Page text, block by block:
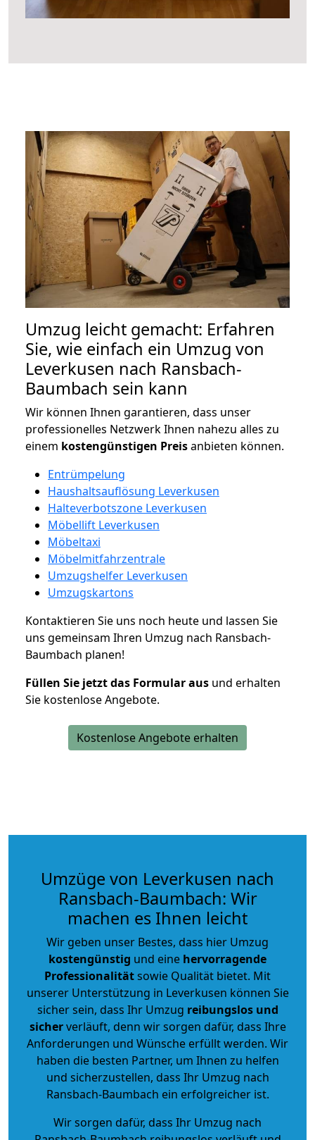
Umzug leicht gemacht: Erfahren
Sie, wie einfach ein Umzug von
Leverkusen nach Ransbach-
Baumbach sein kann
Wir können Ihnen garantieren, dass unser
professionelles Netzwerk Ihnen nahezu alles zu
einem kostengünstigen Preisanbieten können.
Entrümpelung
Haushaltsauflösung Leverkusen
Halteverbotszone Leverkusen
Möbellift Leverkusen
Möbeltaxi
Möbelmitfahrzentrale
Umzugshelfer Leverkusen
Umzugskartons
Kontaktieren Sie uns noch heute und lassen Sie
uns gemeinsam Ihren Umzug nach Ransbach-
Baumbach planen!
Füllen Sie jetzt das Formular aus und erhalten
Sie kostenlose Angebote.
Kostenlose Angebote erhalten
Umzüge von Leverkusen nach
Ransbach-Baumbach: Wir
machen es Ihnen leicht
Wir geben unser Bestes, dass hier Umzug
kostengünstig und eine hervorragende
Professionalitätsowie Qualität bietet. Mit
unserer Unterstützung in Leverkusen können Sie
sicher sein, dass Ihr Umzug reibungslos und
sicherverläuft, denn wir sorgen dafür, dass Ihre
Anforderungen und Wünsche erfüllt werden. Wir
haben die besten Partner, um Ihnen zu helfen
und sicherzustellen, dass Ihr Umzug nach
Ransbach-Baumbach ein erfolgreicher ist.
Wir sorgen dafür, dass Ihr Umzug nach